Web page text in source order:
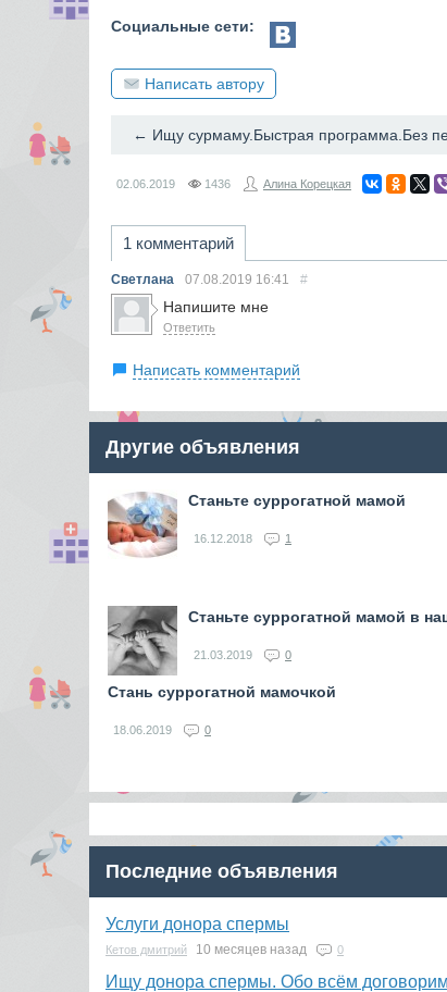
Социальные сети:
Написать автору
02.06.2019 1436 Алина Корецкая
1 комментарий
Светлана 07.08.2019 16:41 #
Напишите мне
Ответить
Написать комментарий
Другие объявления
Станьте суррогатной мамой
16.12.2018 1
Станьте суррогатной мамой в
21.03.2019 0
Стань суррогатной мамочкой
18.06.2019 0
Последние объявления
Услуги донора спермы
Кетов дмитрий 10 месяцев назад 0
Ищу донора спермы. Обо всём